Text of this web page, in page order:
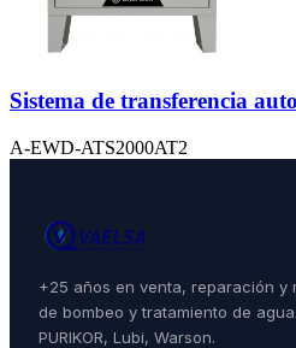
Sistema de transferencia
A-EWD-ATS2000AT2
+25 años en venta, reparación y
de bombeo y tratamiento de
PURIKOR, Lubi, Warson.